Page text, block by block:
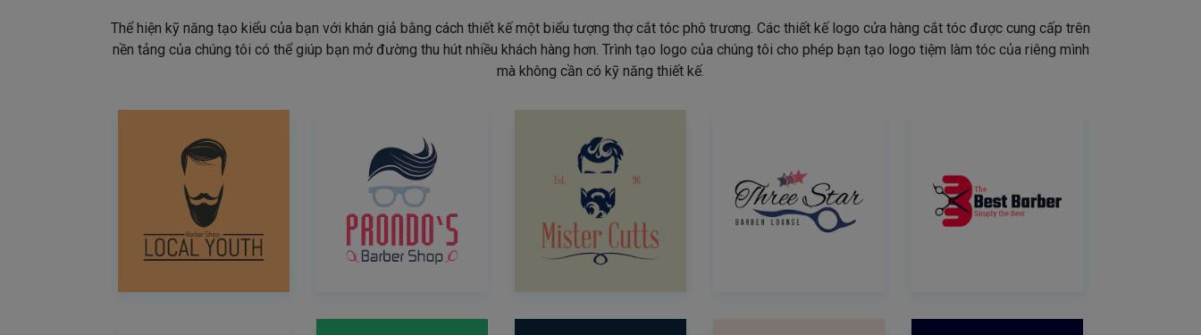
Thể hiện kỹ năng tạo kiểu của bạn với khán giả bằng cách thiết kế một biểu tượng thợ cắt tóc phô trương. Các thiết kế logo cửa hàng cắt tóc được cung cấp trên
nền tảng của chúng tôi có thể giúp bạn mở đường thu hút nhiều khách hàng hơn. Trình tạo logo của chúng tôi cho phép bạn tạo logo tiệm làm tóc của riêng mình
mà không cần có kỹ năng thiết kế.